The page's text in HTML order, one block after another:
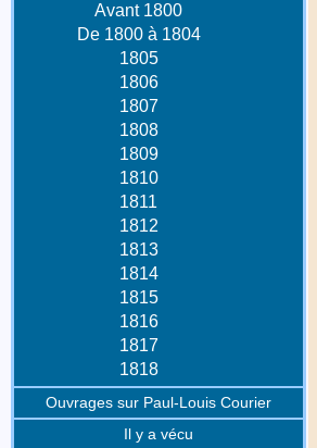
Avant 1800
De 1800 à 1804
1805
1806
1807
1808
1809
1810
1811
1812
1813
1814
1815
1816
1817
1818
Ouvrages sur Paul-Louis Courier
Il y a vécu